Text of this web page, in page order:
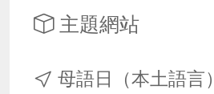
主題網站
母語日（本土語言）